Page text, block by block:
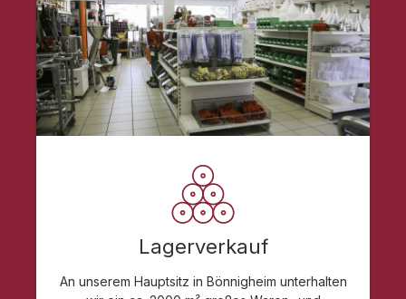
Lagerverkauf
An unserem Hauptsitz in Bönnigheim unterhalten